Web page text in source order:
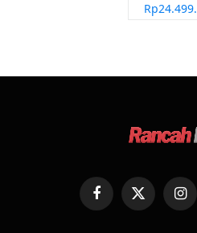
FacebookX
(Twitter)